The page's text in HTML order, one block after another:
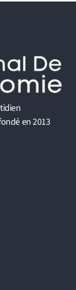
en 2013